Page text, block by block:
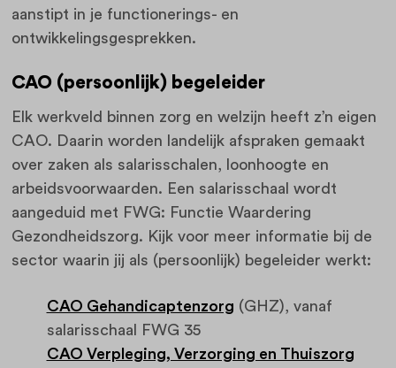
aanstipt in je functionerings- en
ontwikkelingsgesprekken.
CAO (persoonlijk) begeleider
Elk werkveld binnen zorg en welzijn heeft z’n eigen
CAO. Daarin worden landelijk afspraken gemaakt
over zaken als salarisschalen, loonhoogte en
arbeidsvoorwaarden. Een salarisschaal wordt
aangeduid met FWG: Functie Waardering
Gezondheidszorg. Kijk voor meer informatie bij de
sector waarin jij als (persoonlijk) begeleider werkt:
CAO Gehandicaptenzorg (GHZ), vanaf
salarisschaal FWG 35
CAO Verpleging, Verzorging en Thuiszorg